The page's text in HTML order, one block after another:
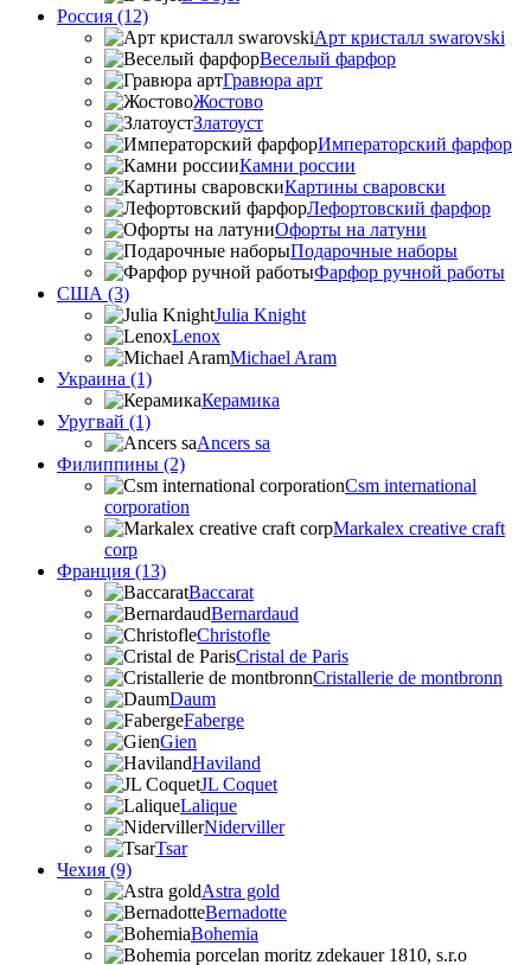
Россия (12)
Арт кристалл swarovski
Веселый фарфор
Гравюра арт
Жостово
Златоуст
Императорский фарфор
Камни россии
Картины сваровски
Лефортовский фарфор
Офорты на латуни
Подарочные наборы
Фарфор ручной работы
США (3)
Julia Knight
Lenox
Michael Aram
Украина (1)
Керамика
Уругвай (1)
Ancers sa
Филиппины (2)
Csm international
corporation
Markalex creative craft
corp
Франция (13)
Baccarat
Bernardaud
Christofle
Cristal de Paris
Cristallerie de montbronn
Daum
Faberge
Gien
Haviland
JL Coquet
Lalique
Niderviller
Tsar
Чехия (9)
Astra gold
Bernadotte
Bohemia